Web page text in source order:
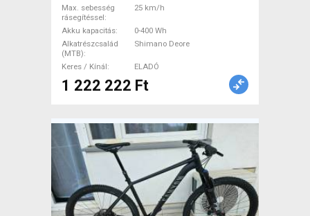
Max. sebesség
rásegítéssel
25 km/h
Akku kapacitás
0-400 Wh
Alkatrészcsalád
(MTB)
Shimano Deore
Keres / Kínál ELADÓ
1 222 222 Ft